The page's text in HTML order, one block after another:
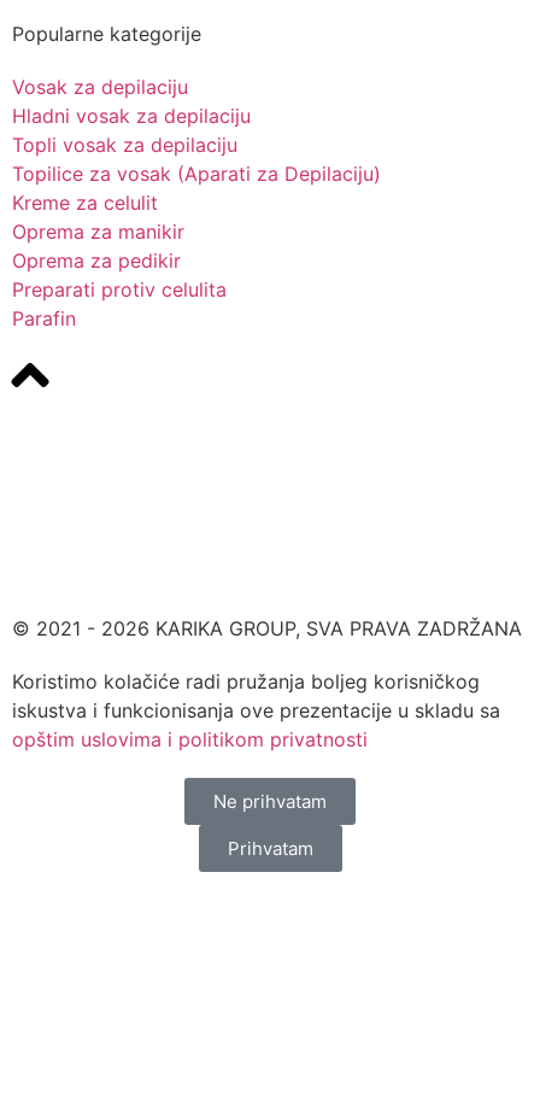
Popularne kategorije
Vosak za depilaciju
Hladni vosak za depilaciju
Topli vosak za depilaciju
Topilice za vosak (Aparati za Depilaciju)
Kreme za celulit
Oprema za manikir
Oprema za pedikir
Preparati protiv celulita
Parafin
© 2021 - 2026 KARIKA GROUP, SVA PRAVA ZADRŽANA
Koristimo kolačiće radi pružanja boljeg korisničkog
iskustva i funkcionisanja ove prezentacije u skladu sa
opštim uslovima i politikom privatnosti
Ne prihvatam
Prihvatam